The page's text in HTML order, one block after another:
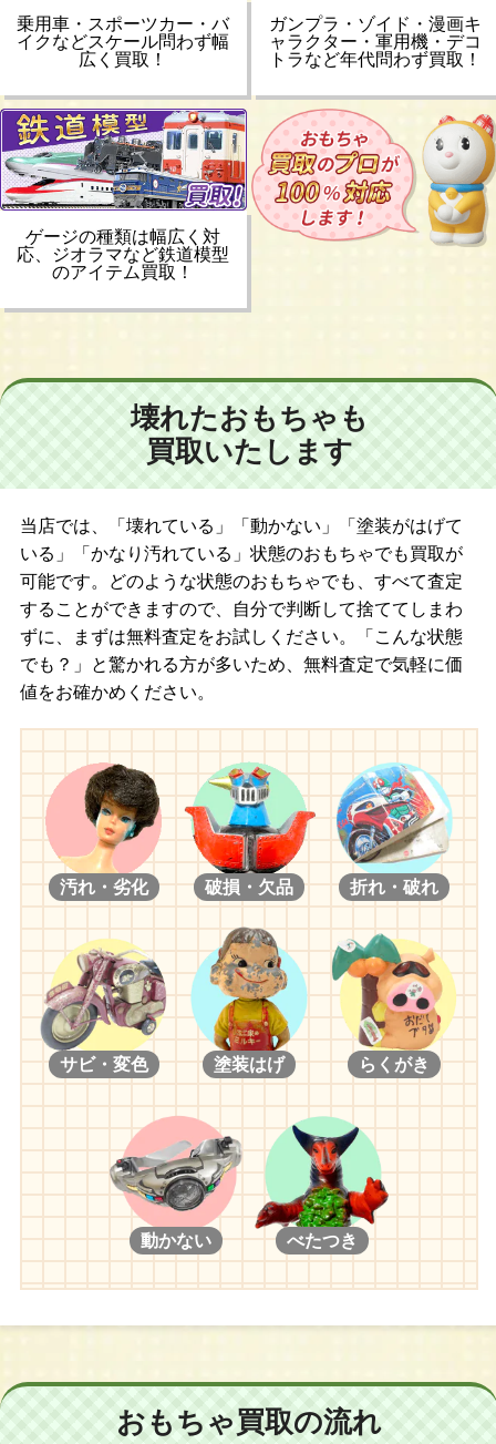
乗用車・スポーツカー・バ
イクなどスケール問わず幅
広く買取！
ガンプラ・ゾイド・漫画キ
ャラクター・軍用機・デコ
トラなど年代問わず買取！
ゲージの種類は幅広く対
応、ジオラマなど鉄道模型
のアイテム買取！
壊れたおもちゃも
買取いたします
当店では、「壊れている」「動かない」「塗装がはげて
いる」「かなり汚れている」状態のおもちゃでも買取が
可能です。どのような状態のおもちゃでも、すべて査定
することができますので、自分で判断して捨ててしまわ
ずに、まずは無料査定をお試しください。「こんな状態
でも？」と驚かれる方が多いため、無料査定で気軽に価
値をお確かめください。
汚れ・劣化 破損・欠品 折れ・破れ
サビ・変色 塗装はげ らくがき
動かない べたつき
おもちゃ買取の流れ